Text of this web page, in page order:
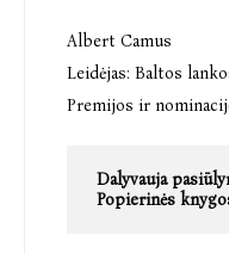
Albert Camus
Leidėjas: Baltos
Premijos ir
Dalyvauja
Popierinės